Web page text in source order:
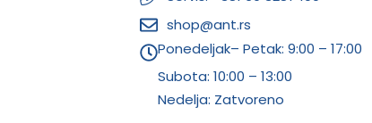
shop@ant.rs
Ponedeljak– Petak: 9:00 – 17:00
Subota: 10:00 – 13:00
Nedelja: Zatvoreno